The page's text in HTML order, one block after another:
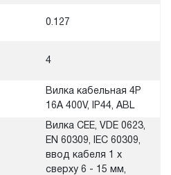
0.127
4
Вилка кабельная 4P
16А 400V, IP44, ABL
Вилка CEE, VDE 0623,
EN 60309, IEC 60309,
ввод кабеля 1 x
сверху 6 - 15 мм,